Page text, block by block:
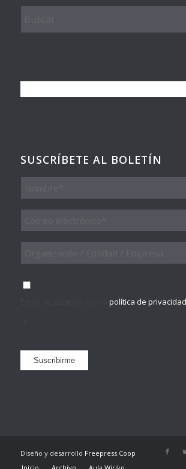
SUSCRÍBETE AL BOLETÍN
Nombre
Entidad
Empresa
Consentimiento
política de privacidad
Suscribirme
Diseño y desarrollo Freepress Coop